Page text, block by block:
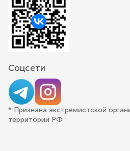
Соцсети
* Признана экстремистской
территории РФ